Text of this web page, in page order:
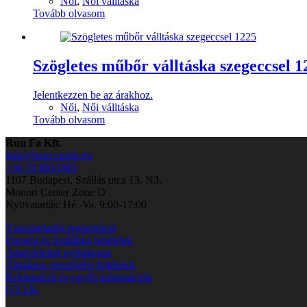
Tovább olvasom
Szögletes műbőr válltáska szegeccsel
Jelentkezzen be az árakhoz.
Női, Női válltáska
Tovább olvasom
Run Fa Kft.
info@bags-runfa.eu
+36 70 8855905
1107 Budapest, Szállás utca 13. N3.
Monori Center Zone D
Nyitvatartás: Hé.-Va. 9:00-17:00
Viszonteladói regisztráció
Fizetési és Szállítási feltételek
Adatvédelmi nyilatkozat
Általános szerződési feltételek
Reklamáció és egyéb információk
GY.I.K.